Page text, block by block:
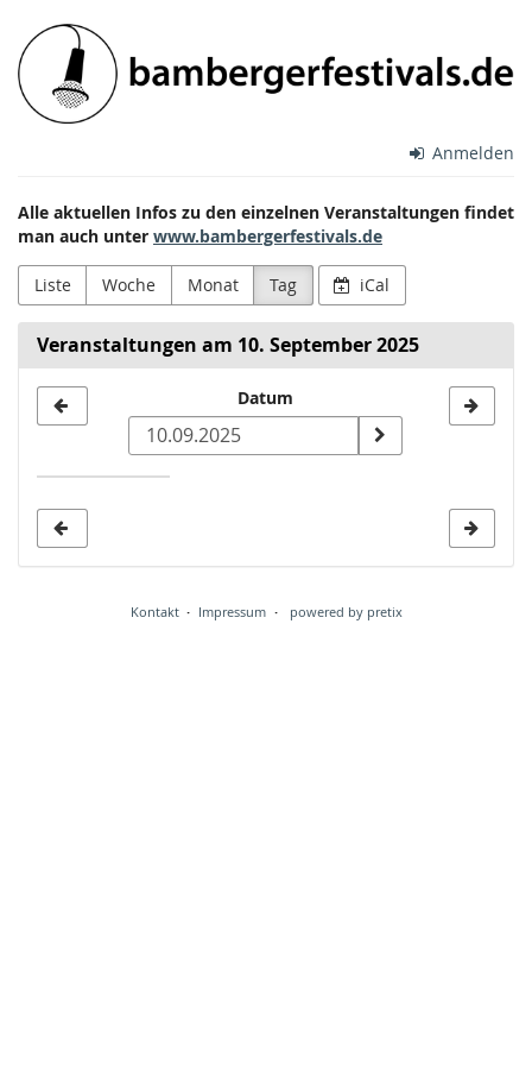
Zum
Haupt-
Inhalt
springen
Bamberger
Festivals
e.V.
Anmelden
Alle aktuellen Infos zu den einzelnen Veranstaltungen findet
man auch unter www.bambergerfestivals.de
Liste Woche Monat Tag iCal
Veranstaltungen am 10. September 2025
zur
Anzeige
Datum
Kontakt Impressum powered by pretix